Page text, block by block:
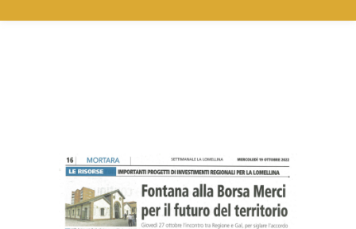
produttivi agricoli con finalità ambientale”
Nuovo termine:20 luglio 2026 ore 16.00